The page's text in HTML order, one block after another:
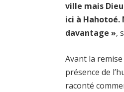
ville mais
ici à
davantage »,
Avant la
présence de
raconté